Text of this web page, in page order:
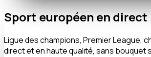
Sport européen en direct
Ligue des champions, Premier League,
direct et en haute qualité, sans bouquet